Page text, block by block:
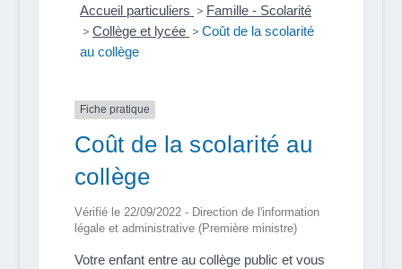
Accueil particuliers > Famille - Scolarité
> Collège et lycée > Coût de la scolarité
au collège
Fiche pratique
Coût de la scolarité au
collège
Vérifié le 22/09/2022 - Direction de l'information
légale et administrative (Première ministre)
Votre enfant entre au collège public et vous